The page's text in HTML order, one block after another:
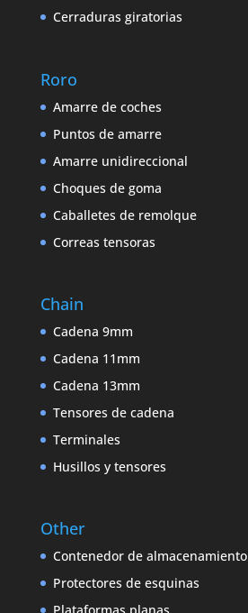
Cerraduras giratorias
Roro
Amarre de coches
Puntos de amarre
Amarre unidireccional
Choques de goma
Caballetes de remolque
Correas tensoras
Chain
Cadena 9mm
Cadena 11mm
Cadena 13mm
Tensores de cadena
Terminales
Husillos y tensores
Other
Contenedor de almacenamiento
Protectores de esquinas